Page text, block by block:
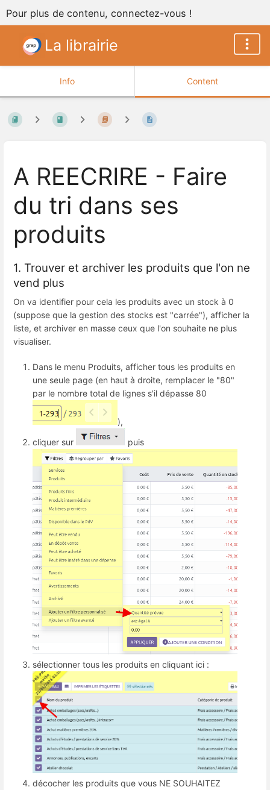
Pour plus de contenu, connectez-vous !
La librairie
Info Content
A REECRIRE - Faire
du tri dans ses
produits
1. Trouver et archiver les produits que l'on ne
vend plus
On va identifier pour cela les produits avec un stock à 0
(suppose que la gestion des stocks est "carrée"), afficher la
liste, et archiver en masse ceux que l'on souhaite ne plus
visualiser.
Dans le menu Produits, afficher tous les produits en
une seule page (en haut à droite, remplacer le "80"
par le nombre total de lignes s'il dépasse 80
),
cliquer sur
puis
sélectionner tous les produits en cliquant ici :
décocher les produits que vous NE SOUHAITEZ